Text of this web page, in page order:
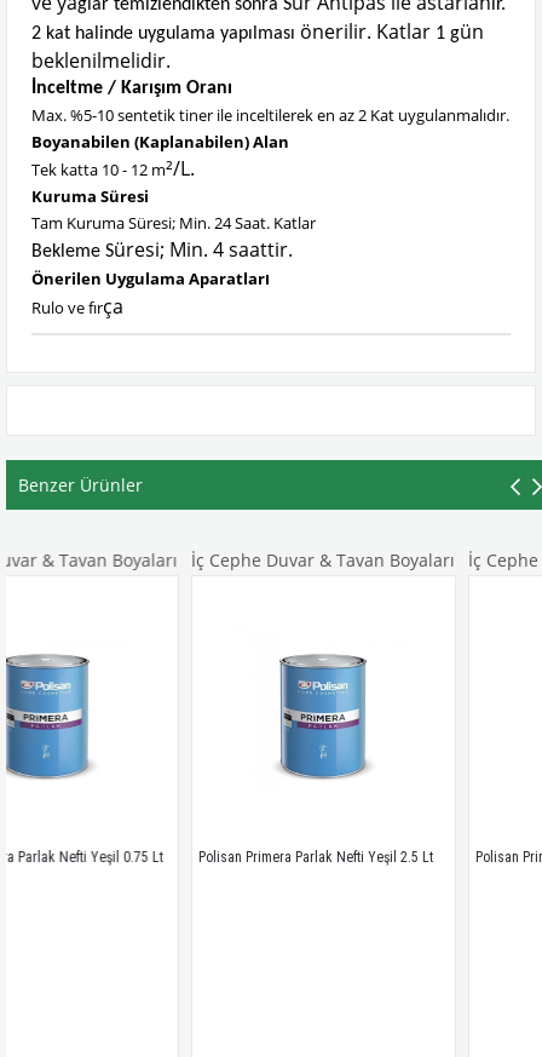
ğlar temizlendikten sonra S
ır.
2 kat halinde uygulama yapılması önerilir. Katlar 1 gün
beklenilmelidir.
İnceltme / Karışım Oranı
Max. %5-10 sentetik tiner ile inceltilerek en az 2 Kat uygulanmalıdır.
Boyanabilen (Kaplanabilen) Alan
Tek katta 10 - 12 m²/L.
Kuruma Süresi
Tam Kuruma Süresi; Min. 24 Saat. Katlar
Bekleme Süresi; Min. 4 saattir.
Önerilen Uygulama Aparatları
Rulo ve fırça
Benzer Ürünler
Boyaları
0.75 Lt
İç Cephe Duvar & Tavan Boyaları
Polisan Primera Parlak Nefti Yeşil 2.5 Lt
İç Cephe Duvar &
Polisan Primera Parlak